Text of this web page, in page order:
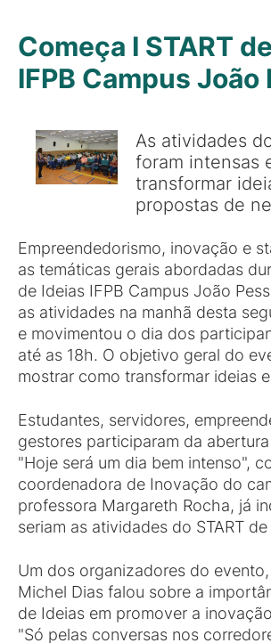
Começa I START
IFPB Campus João
As atividades
foram intensas
transformar
propostas de
Empreendedorismo, inovação e
as temáticas gerais abordadas
de Ideias IFPB Campus João
as atividades na manhã desta
e movimentou o dia dos
até as 18h. O objetivo geral do
mostrar como transformar ideias
Estudantes, servidores,
gestores participaram da
"Hoje será um dia bem intenso",
coordenadora de Inovação do
professora Margareth Rocha, já
seriam as atividades do START de
Um dos organizadores do
Michel Dias falou sobre a
de Ideias em promover a
"Só pelas conversas nos